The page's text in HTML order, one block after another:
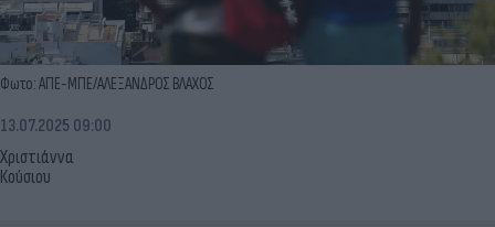
Φωτο: ΑΠΕ-ΜΠΕ/ΑΛΕΞΑΝΔΡΟΣ ΒΛΑΧΟΣ
Χριστιάννα
Κούσιου
13.07.2025 09:00